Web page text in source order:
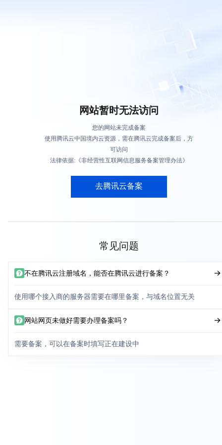
网站暂时无法访问
您的网站未完成备案
使用腾讯云中国境内云资源，需在腾讯云完成备案后，方
可访问
法律依据:《非经营性互联网信息服务备案管理办法》
去腾讯云备案
常见问题
不在腾讯云注册域名，能否在腾讯云进行备案？
使用哪个接入商的服务器需要在哪里备案，与域名位置无关
网站网页未做好需要办理备案吗？
需要备案，可以在备案时填写正在建设中